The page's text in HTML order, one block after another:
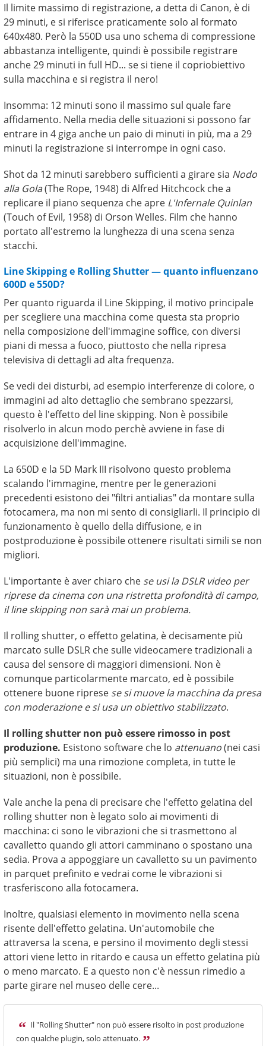
Il limite massimo di registrazione, a detta di Canon, è di
29 minuti, e si riferisce praticamente solo al formato
640x480. Però la 550D usa uno schema di compressione
abbastanza intelligente, quindi è possibile registrare
anche 29 minuti in full HD... se si tiene il copriobiettivo
sulla macchina e si registra il nero!
Insomma: 12 minuti sono il massimo sul quale fare
affidamento. Nella media delle situazioni si possono far
entrare in 4 giga anche un paio di minuti in più, ma a 29
minuti la registrazione si interrompe in ogni caso.
Shot da 12 minuti sarebbero sufficienti a girare sia Nodo
alla Gola(The Rope, 1948) di Alfred Hitchcock che a
replicare il piano sequenza che apre L'Infernale Quinlan
(Touch of Evil, 1958) di Orson Welles. Film che hanno
portato all'estremo la lunghezza di una scena senza
stacchi.
Line Skipping e Rolling Shutter — quanto influenzano
600D e 550D?
Per quanto riguarda il Line Skipping, il motivo principale
per scegliere una macchina come questa sta proprio
nella composizione dell'immagine soffice, con diversi
piani di messa a fuoco, piuttosto che nella ripresa
televisiva di dettagli ad alta frequenza.
Se vedi dei disturbi, ad esempio interferenze di colore, o
immagini ad alto dettaglio che sembrano spezzarsi,
questo è l'effetto del line skipping. Non è possibile
risolverlo in alcun modo perchè avviene in fase di
acquisizione dell'immagine.
La 650D e la 5D Mark III risolvono questo problema
scalando l'immagine, mentre per le generazioni
precedenti esistono dei "filtri antialias" da montare sulla
fotocamera, ma non mi sento di consigliarli. Il principio di
funzionamento è quello della diffusione, e in
postproduzione è possibile ottenere risultati simili se non
migliori.
L'importante è aver chiaro che se usi la DSLR video per
riprese da cinema con una ristretta profondità di campo,
il line skipping non sarà mai un problema.
Il rolling shutter, o effetto gelatina, è decisamente più
marcato sulle DSLR che sulle videocamere tradizionali a
causa del sensore di maggiori dimensioni. Non è
comunque particolarmente marcato, ed è possibile
ottenere buone riprese se si muove la macchina da presa
con moderazione e si usa un obiettivo stabilizzato.
Il rolling shutter non può essere rimosso in post
produzione. Esistono software che lo attenuano(nei casi
più semplici) ma una rimozione completa, in tutte le
situazioni, non è possibile.
Vale anche la pena di precisare che l'effetto gelatina del
rolling shutter non è legato solo ai movimenti di
macchina: ci sono le vibrazioni che si trasmettono al
cavalletto quando gli attori camminano o spostano una
sedia. Prova a appoggiare un cavalletto su un pavimento
in parquet prefinito e vedrai come le vibrazioni si
trasferiscono alla fotocamera.
Inoltre, qualsiasi elemento in movimento nella scena
risente dell'effetto gelatina. Un'automobile che
attraversa la scena, e persino il movimento degli stessi
attori viene letto in ritardo e causa un effetto gelatina più
o meno marcato. E a questo non c'è nessun rimedio a
parte girare nel museo delle cere...
Il "Rolling Shutter" non può essere risolto in post produzione
con qualche plugin, solo attenuato.